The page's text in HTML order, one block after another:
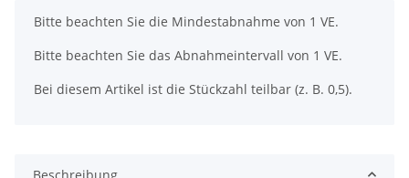
x
Bitte beachten Sie die Mindestabnahme von 1 VE.
Bitte beachten Sie das Abnahmeintervall von 1 VE.
Bei diesem Artikel ist die Stückzahl teilbar (z. B. 0,5).